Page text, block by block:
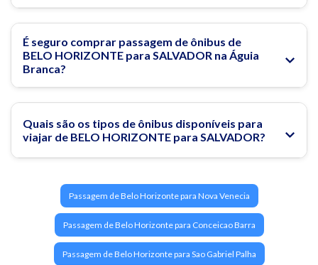
É seguro comprar passagem de ônibus de
BELO HORIZONTE para SALVADOR na Águia
Branca?
Quais são os tipos de ônibus disponíveis para
viajar de BELO HORIZONTE para SALVADOR?
Passagem de Belo Horizonte para Nova Venecia
Passagem de Belo Horizonte para Conceicao Barra
Passagem de Belo Horizonte para Sao Gabriel Palha